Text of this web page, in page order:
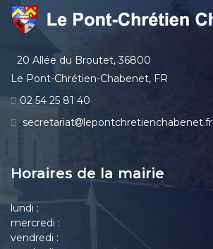
20 Allée du Broutet, 36800
Le Pont-Chrétien-Chabenet, FR
02 54 25 81 40
secretariat
lepontchretienchabenet.fr
Horaires de la mairie
lundi :
mercredi :
vendredi :